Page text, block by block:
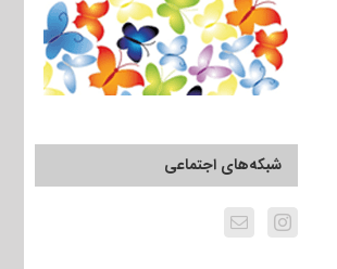
شبکه‌های اجتماعی